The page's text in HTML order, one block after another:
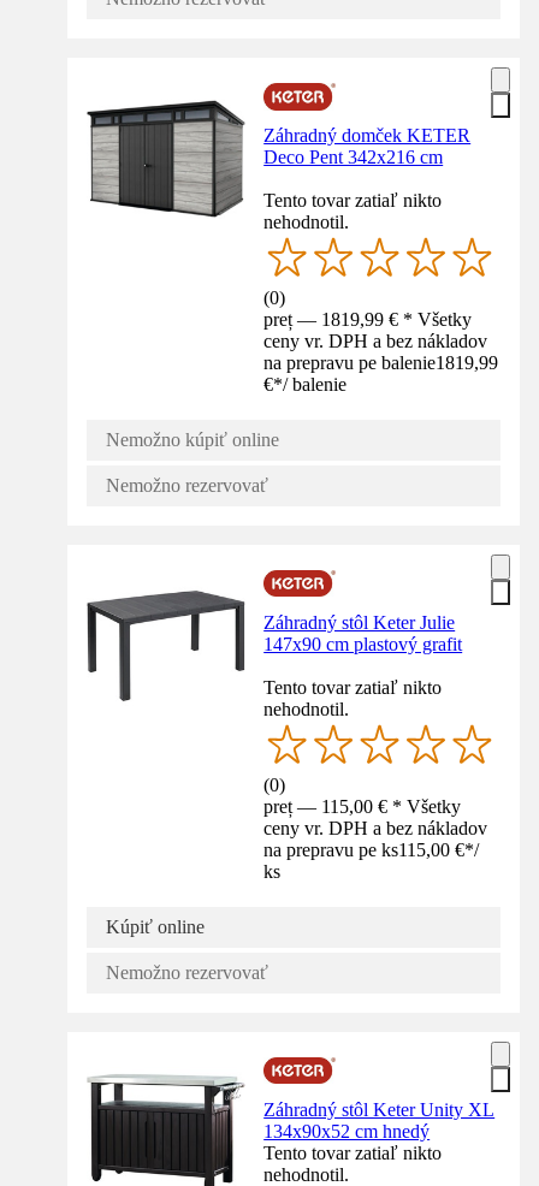
Záhradný domček KETER
Deco Pent 342x216 cm
Tento tovar zatiaľ nikto
nehodnotil.
(0)
preț — 1819,99 € * Všetky
ceny vr. DPH a bez nákladov
na prepravu pe balenie1819,99
€*/ balenie
Nemožno kúpiť online
Nemožno rezervovať
Záhradný stôl Keter Julie
147x90 cm plastový grafit
Tento tovar zatiaľ nikto
nehodnotil.
(0)
preț — 115,00 € * Všetky
ceny vr. DPH a bez nákladov
na prepravu pe ks115,00 €*/
ks
Kúpiť online
Nemožno rezervovať
Záhradný stôl Keter Unity XL
134x90x52 cm hnedý
Tento tovar zatiaľ nikto
nehodnotil.